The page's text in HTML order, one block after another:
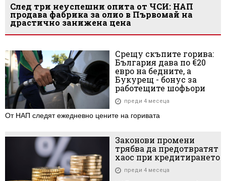
След три неуспешни опита от ЧСИ: НАП
продава фабрика за олио в Първомай на
драстично занижена цена
Срещу скъпите горива:
България дава по €20
евро на бедните, а
Букурещ - бонус за
работещите шофьори
преди 4 месеца
От НАП следят ежедневно цените на горивата
Законови промени
трябва да предотвратят
хаос при кредитирането
преди 4 месеца